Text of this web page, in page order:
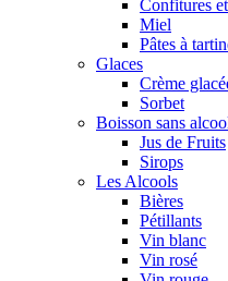
Confitures
Miel
Pâtes à
Glaces
Crème
Sorbet
Boisson sans
Jus de Fruits
Sirops
Les Alcools
Bières
Pétillants
Vin blanc
Vin rosé